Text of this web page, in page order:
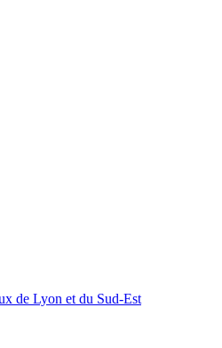
de Lyon et du Sud-Est